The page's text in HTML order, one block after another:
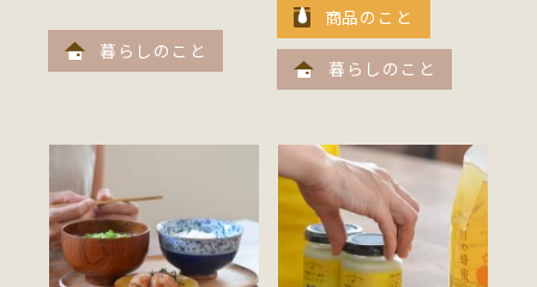
暮らしのこと
商品のこと
暮らしのこと